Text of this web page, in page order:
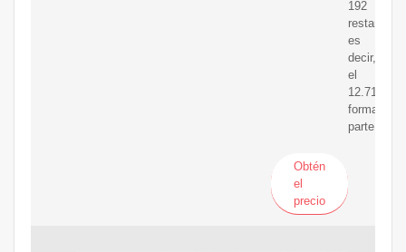
192
restantes,
es
decir,
el
12.71%,
forman
parte
Obtén
el
precio